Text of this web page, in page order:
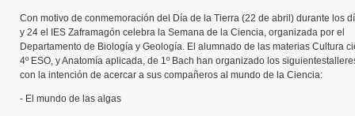
Con motivo de conmemoración del Día de la Tierra (22 de abril) durante los
y 24 el IES Zaframagón celebra la Semana de la Ciencia, organizada por el
Departamento de Biología y Geología. El alumnado de las materias Cultura
4º ESO, y Anatomía aplicada, de 1º Bach han organizado los
con la intención de acercar a sus compañeros al mundo de la Ciencia:
- El mundo de las algas